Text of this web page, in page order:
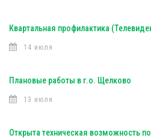
Квартальная профилактика
14 июля
Плановые работы в г.о. Щелково
13 июля
Открыта техническая возможность